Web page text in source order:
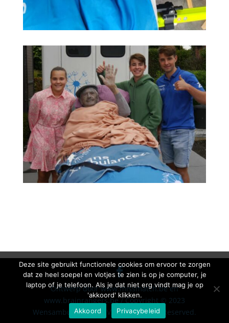
Ontwerp door www.missmatch.be en
www.brainrangers.be / Copyright © 2023
Wensambulancezorg VZW - All Rights Reserved.
Deze site gebruikt functionele cookies om ervoor te zorgen
dat ze heel soepel en vlotjes te zien is op je computer, je
laptop of je telefoon. Als je dat niet erg vindt mag je op
'akkoord' klikken.
Akkoord
Privacybeleid